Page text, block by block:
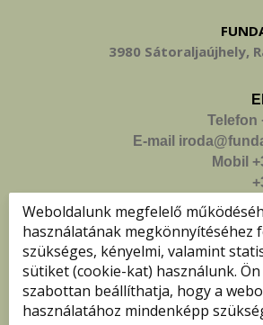
3980 Sátoraljaújhely,
Telefon
E-mail
Mobil
Weboldalunk megfelelő
használatának megkönnyítéséhez
szükséges, kényelmi, valamint
sütiket (cookie-kat) használunk.
szabottan beállíthatja, hogy a
használatához mindenképp